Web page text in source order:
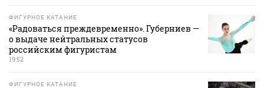
ФИГУРНОЕ КАТАНИЕ
«Радоваться преждевременно». Губерниев —
о выдаче нейтральных статусов
российским фигуристам
19:52
ФИГУРНОЕ КАТАНИЕ